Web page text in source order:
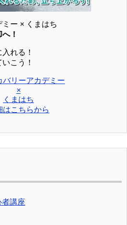
ー × くまはち
！
れる！
こう！
バリーアカデミー
×
くまはち
はこちらから
講座